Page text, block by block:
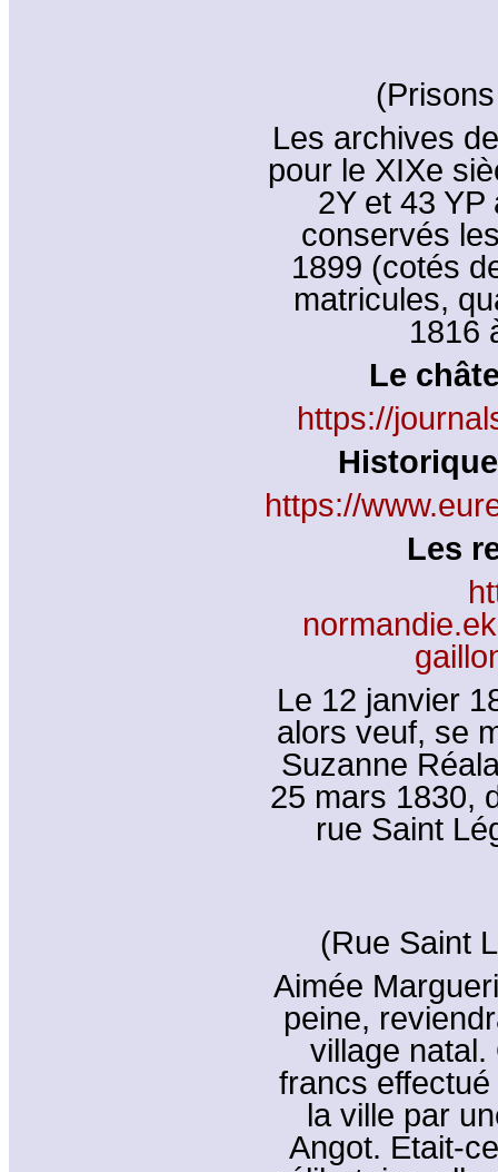
Les archives
pour le XIXe
2Y et 43 YP
conservés
1899 (cotés
matricules,
1816
Le
https://
https://
Les
Le 12 janvier
alors veuf, se
Suzanne
25 mars 1830,
rue Saint
(Rue Saint
Aimée
peine,
village natal.
francs
la ville par
Angot. Etait-